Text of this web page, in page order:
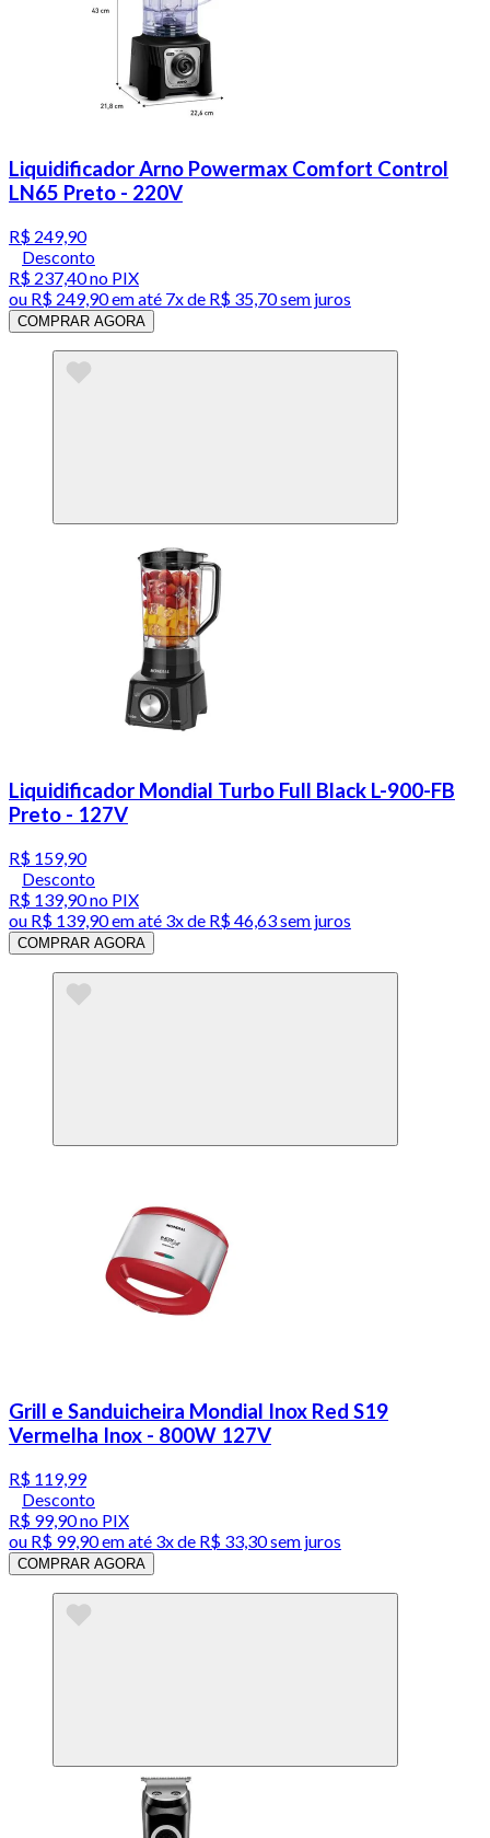
Liquidificador Arno Powermax Comfort Control
LN65 Preto - 220V
R$ 249,90
Desconto
R$ 237,40no PIX
ou R$ 249,90em até 7x de R$ 35,70 sem juros
COMPRAR AGORA
Liquidificador Mondial Turbo Full Black L-900-FB
Preto - 127V
R$ 159,90
Desconto
R$ 139,90no PIX
ou R$ 139,90em até 3x de R$ 46,63 sem juros
COMPRAR AGORA
Grill e Sanduicheira Mondial Inox Red S19
Vermelha Inox - 800W 127V
R$ 119,99
Desconto
R$ 99,90no PIX
ou R$ 99,90em até 3x de R$ 33,30 sem juros
COMPRAR AGORA